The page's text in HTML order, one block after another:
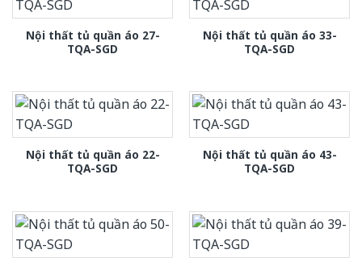
Nội thất tủ quần áo 27-
TQA-SGD
Nội thất tủ quần áo 33-
TQA-SGD
Nội thất tủ quần áo 22-
TQA-SGD
Nội thất tủ quần áo 43-
TQA-SGD